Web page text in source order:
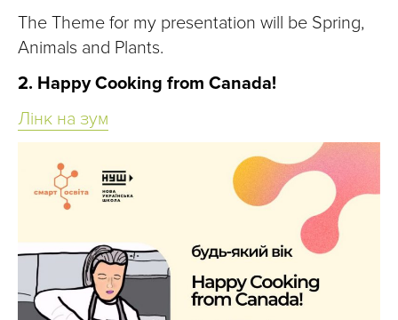
The Theme for my presentation will be Spring,
Animals and Plants.
2. Happy Cooking from Canada!
Лінк на зум